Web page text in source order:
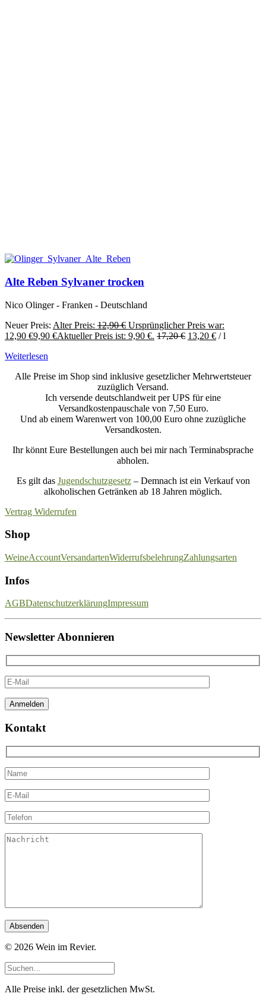
Alte Reben Sylvaner trocken
Nico Olinger - Franken - Deutschland
Neuer Preis: Alter Preis: 12,90€ Ursprünglicher Preis war:
12,90 €9,90 €Aktueller Preis ist: 9,90 €. 17,20€ 13,20 € /l
Weiterlesen
Alle Preise im Shop sind inklusive gesetzlicher Mehrwertsteuer
zuzüglich Versand.
Ich versende deutschlandweit per UPS für eine
Versandkostenpauschale von 7,50 Euro.
Und ab einem Warenwert von 100,00 Euro ohne zuzügliche
Versandkosten.
Ihr könnt Eure Bestellungen auch bei mir nach Terminabsprache
abholen.
Es gilt das Jugendschutzgesetz– Demnach ist ein Verkauf von
alkoholischen Getränken ab 18 Jahren möglich.
Vertrag Widerrufen
Shop
WeineAccountVersandartenWiderrufsbelehrungZahlungsarten
Infos
AGBDatenschutzerklärungImpressum
Newsletter Abonnieren
Kontakt
© 2026 Wein im Revier.
Alle Preise inkl. der gesetzlichen MwSt.